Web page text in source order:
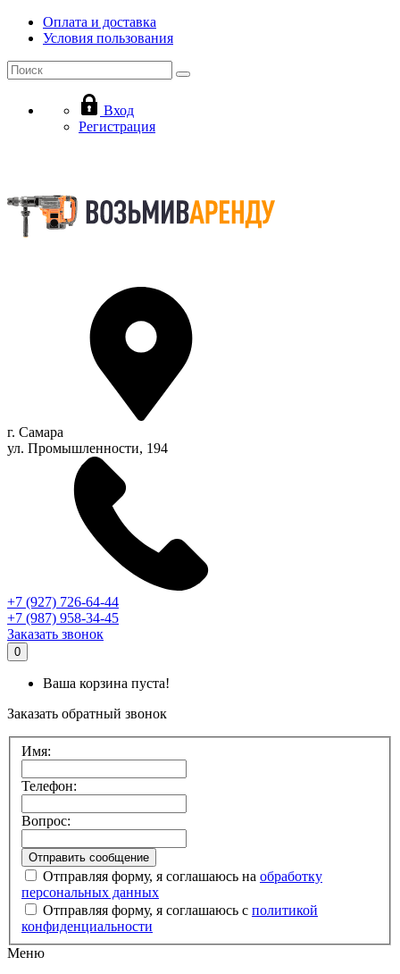
Оплата и доставка
Условия пользования
Вход
Регистрация
г. Самара
ул. Промышленности, 194
+7 (927) 726-64-44
+7 (987) 958-34-45
Заказать звонок
0
Ваша корзина пуста!
Заказать обратный звонок
Имя:
Телефон:
Вопрос:
Отправляя форму, я соглашаюсь на обработку
персональных данных
Отправляя форму, я соглашаюсь с политикой
конфиденциальности
Меню